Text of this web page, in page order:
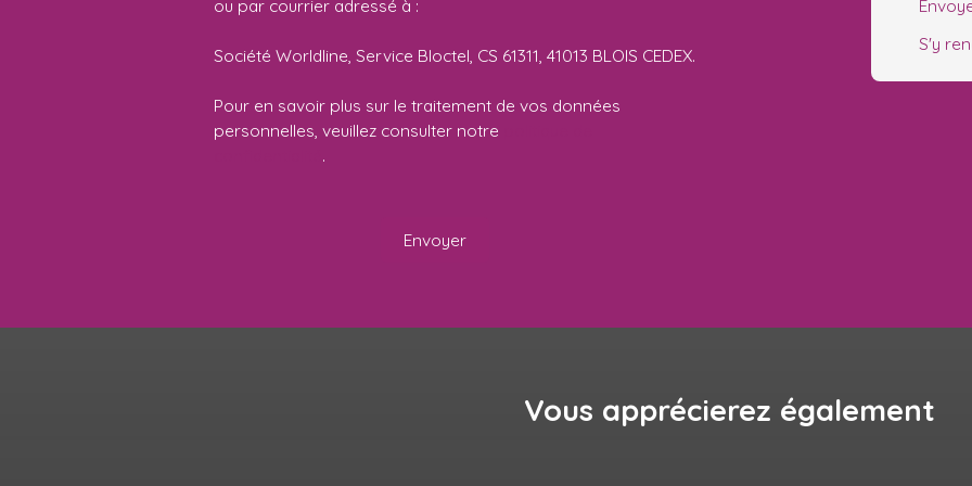
ou par courrier adressé à :
Société Worldline, Service Bloctel, CS 61311, 41013 BLOIS CEDEX.
Pour en savoir plus sur le traitement de vos données
personnelles, veuillez consulter notre
.
Envoyer
S'y
Vous apprécierez également